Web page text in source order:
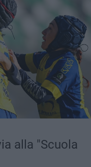
alla "Scuola